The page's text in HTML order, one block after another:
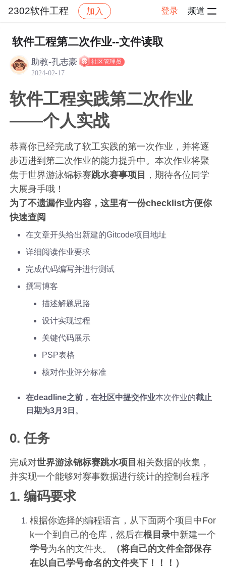
2302软件工程 加入 登录 频道
社区 2302软件工程 作业 帖子详情
软件工程第二次作业--文件读取
助教-孔志豪 社区管理员
2024-02-17
软件工程实践第二次作业
——个人实战
恭喜你已经完成了软工实践的第一次作业，并将逐
步迈进到第二次作业的能力提升中。本次作业将聚
焦于世界游泳锦标赛跳水赛事项目
，期待各位同学
大展身手哦！
为了不遗漏作业内容，这里有一份checklist方便你
快速查阅
在文章开头给出新建的Gitcode项目地址
详细阅读作业要求
完成代码编写并进行测试
撰写博客
描述解题思路
设计实现过程
关键代码展示
PSP表格
核对作业评分标准
在deadline之前，在社区中提交作业本次作业的截止
日期为3月3日 。
0. 任务
完成对世界游泳锦标赛跳水项目相关数据的收集，
并实现一个能够对赛事数据进行统计的控制台程序
1. 编码要求
根据你选择的编程语言，从下面两个项目中For
k一个到自己的仓库，然后在根目录中新建一个
学号为名的文件夹。
（将自己的文件全部保存
在以自己学号命名的文件夹下！！！）